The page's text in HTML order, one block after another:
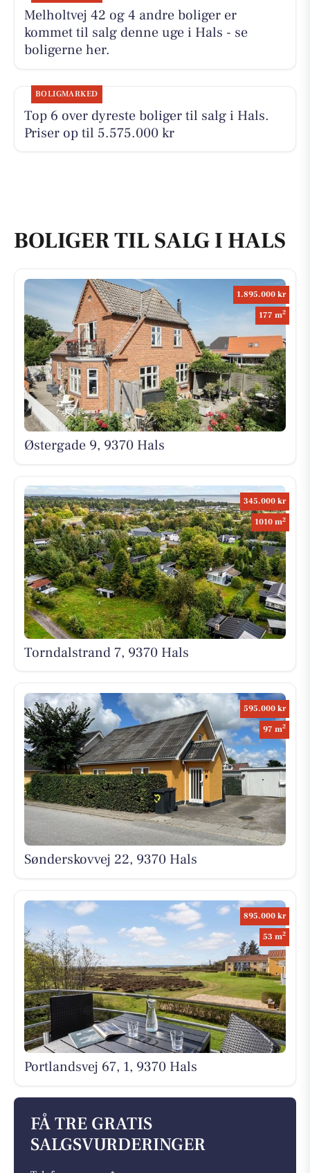
Melholtvej 42 og 4 andre boliger er
kommet til salg denne uge i Hals - se
boligerne her.
BOLIGMARKED
Top 6 over dyreste boliger til salg i Hals.
Priser op til 5.575.000 kr
BOLIGER TIL SALG I HALS
1.895.000 kr
177 m2
Østergade 9, 9370 Hals
345.000 kr
1010 m2
Torndalstrand 7, 9370 Hals
595.000 kr
97 m2
Sønderskovvej 22, 9370 Hals
895.000 kr
53 m2
Portlandsvej 67, 1, 9370 Hals
FÅ TRE GRATIS
SALGSVURDERINGER